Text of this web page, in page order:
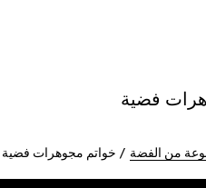
فضية
من الفضة خواتم مجوهرات فضية